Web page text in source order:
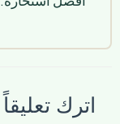
اترك تعليقاً